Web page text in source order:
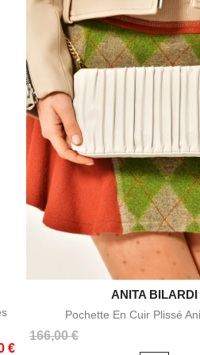
Aperçu rapide
CATERINA
Pochette En Tweed Tricolore
110,00 €
Prix